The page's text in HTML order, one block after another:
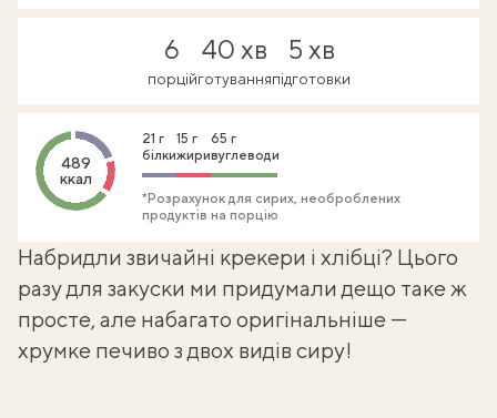
6
порцій
40 хв
готування
5 хв
підготовки
489
ккал
21 г
білки
15 г
жири
65 г
вуглеводи
*Розрахунок для сирих, необроблених
продуктів на порцію
Набридли звичайні крекери і хлібці? Цього
разу для закуски ми придумали дещо таке ж
просте, але набагато оригінальніше —
хрумке печиво з двох видів сиру!